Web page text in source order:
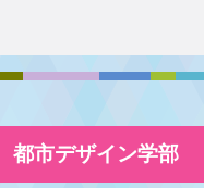
都市デザイン学部